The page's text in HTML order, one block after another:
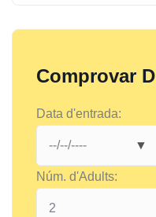
Comprovar
Data d'entrada:
Núm. d'Adults: